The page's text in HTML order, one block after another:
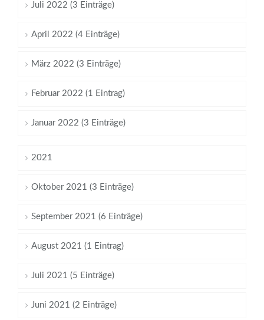
Juli 2022 (3 Einträge)
April 2022 (4 Einträge)
März 2022 (3 Einträge)
Februar 2022 (1 Eintrag)
Januar 2022 (3 Einträge)
2021
Oktober 2021 (3 Einträge)
September 2021 (6 Einträge)
August 2021 (1 Eintrag)
Juli 2021 (5 Einträge)
Juni 2021 (2 Einträge)